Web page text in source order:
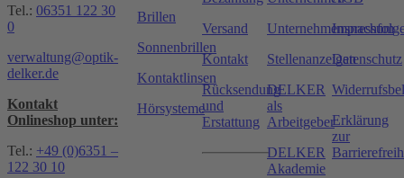
Tel.: 06351 122 30
0
verwaltung@optik-
delker.de
Kontakt
Onlineshop unter:
Tel.: +49 (0)6351 –
122 30 10
Brillen
Sonnenbrillen
Kontaktlinsen
Hörsysteme
Versand
Kontakt
Rücksendung
und
Erstattung
Stellenanzeigen
DELKER
als
Arbeitgeber
DELKER
Akademie
Impressum
Datenschutz
Erklärung
zur